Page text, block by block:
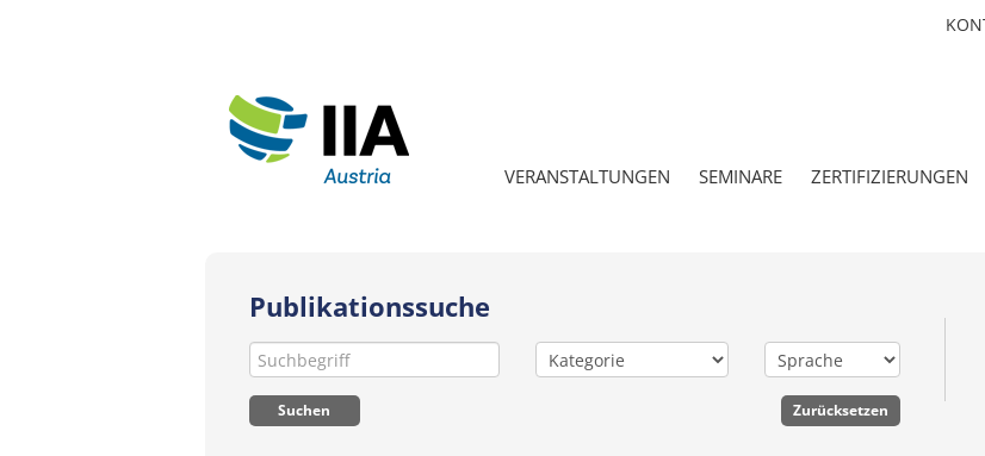
VERANSTALTUNGEN SEMINARE ZERTIFIZIERUNGEN
Publikationssuche